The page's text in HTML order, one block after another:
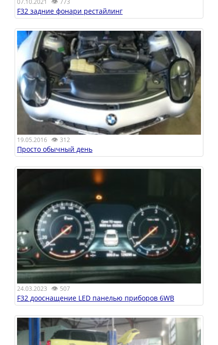
07.10.2021 773
F32 задние фонари рестайлинг
19.05.2016 👁 312
Просто обычный день
24.03.2023 👁 507
F32 дооснащение LED панелью приборов 6WB